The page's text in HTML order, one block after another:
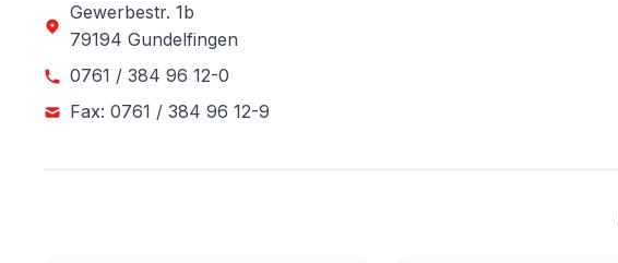
Gewerbestr. 1b
79194 Gundelfingen
0761 / 384 96 12-0
Fax: 0761 / 384 96 12-9